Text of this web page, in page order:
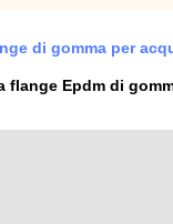
di gomma per
flange Epdm di